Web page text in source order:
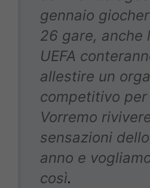
gennaio
26 gare, anche
UEFA
allestire un
competitivo per
Vorremo
sensazioni
anno e
così.